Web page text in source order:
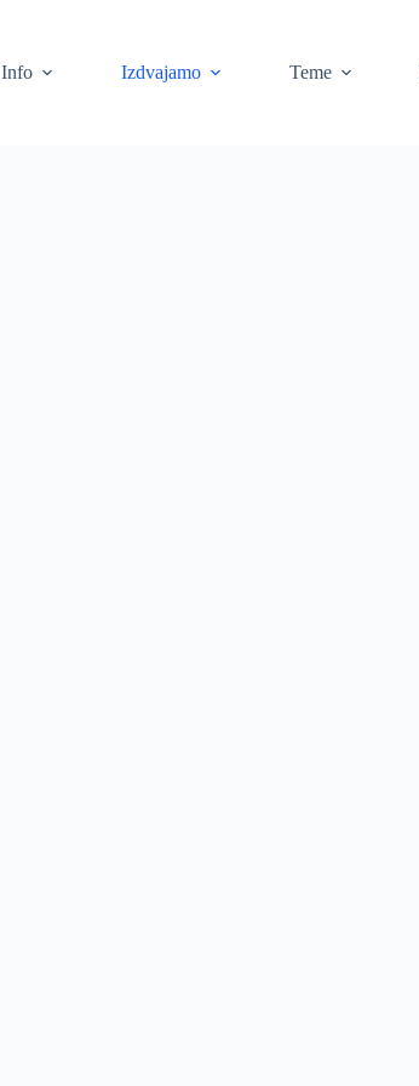
Info Izdvajamo Teme